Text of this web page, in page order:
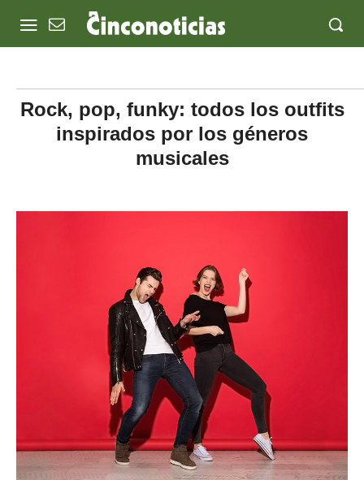
Rock, pop, funky: todos los outfits
inspirados por los géneros
musicales